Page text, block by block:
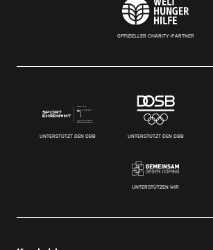
OFFIZIELLER CHARITY-PARTNER
UNTERSTÜTZT DEN DBB UNTERSTÜTZT DEN DBB
UNTERSTÜTZEN WIR